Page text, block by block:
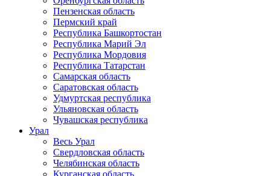
Пензенская область
Пермский край
Республика Башкортостан
Республика Марий Эл
Республика Мордовия
Республика Татарстан
Самарская область
Саратовская область
Удмуртская республика
Ульяновская область
Чувашская республика
Урал
Весь Урал
Свердловская область
Челябинская область
Курганская область